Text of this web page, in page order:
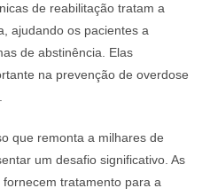
de reabilitação tratam a
ajudando os pacientes a
de abstinência. Elas
na prevenção de overdose
que remonta a milhares de
um desafio significativo. As
fornecem tratamento para a